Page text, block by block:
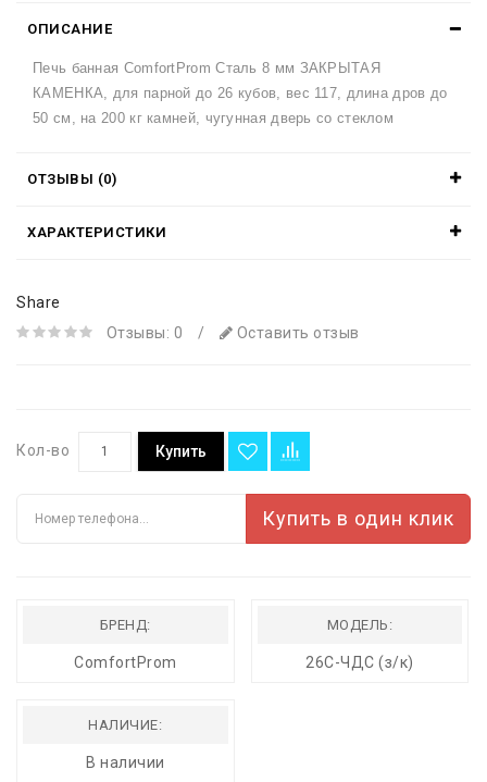
ОПИСАНИЕ
Печь банная ComfortProm Сталь 8 мм ЗАКРЫТАЯ
КАМЕНКА, для парной до 26 кубов, вес 117, длина дров до
50 см, на 200 кг камней, чугунная дверь со стеклом
ОТЗЫВЫ (0)
ХАРАКТЕРИСТИКИ
Share
Отзывы: 0
/ Оставить отзыв
Кол-во Купить
Купить в один клик
БРЕНД:
ComfortProm
МОДЕЛЬ:
26С-ЧДС (з/к)
НАЛИЧИЕ:
В наличии